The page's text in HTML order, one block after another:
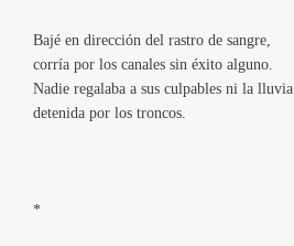
Bajé en dirección del rastro de sangre,
corría por los canales sin éxito alguno.
Nadie regalaba a sus culpables ni la lluvia
detenida por los troncos.
*